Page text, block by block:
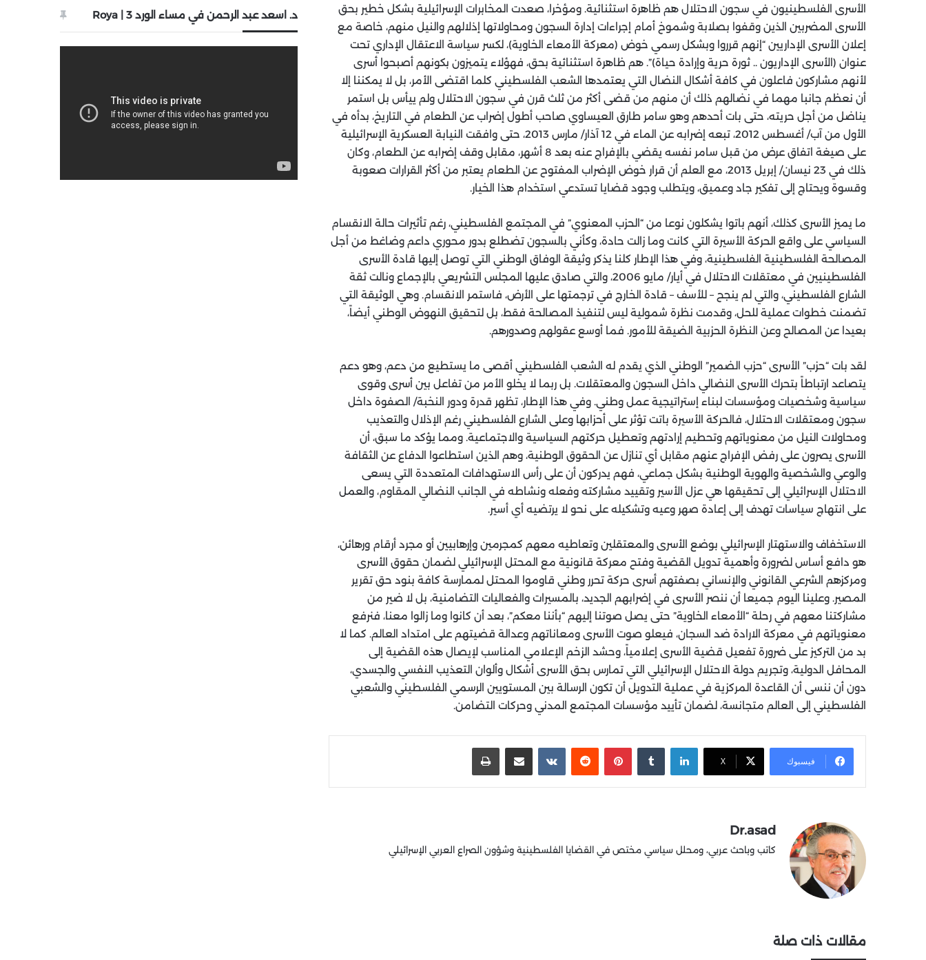
الأسرى الفلسطينيون في سجون الاحتلال هم ظاهرة استثنائية. ومؤخرا، صعدت المخابرات الإسرائيلية بشكل خطير بحق
الأسرى المضربين الذين وقفوا بصلابة وشموخ أمام إجراءات إدارة السجون ومحاولاتها إذلالهم والنيل منهم، خاصة مع
إعلان الأسرى الإداريين “إنهم قرروا وبشكل رسمي خوض (معركة الأمعاء الخاوية)، لكسر سياسة الاعتقال الإداري تحت
عنوان (الأسرى الإداريون .. ثورة حرية وإرادة حياة)”. هم ظاهرة استثنائية بحق، فهؤلاء يتميزون بكونهم أصبحوا أسرى
لأنهم مشاركون فاعلون في كافة أشكال النضال التي يعتمدها الشعب الفلسطيني كلما اقتضى الأمر، بل لا يمكننا إلا
أن نعظم جانبا مهما في نضالهم ذلك أن منهم من قضى أكثر من ثلث قرن في سجون الاحتلال ولم ييأس بل استمر
يناضل من أجل حريته، حتى بات أحدهم وهو سامر طارق العيساوي صاحب أطول إضراب عن الطعام في التاريخ، بدأه في
الأول من آب/ أغسطس 2012، تبعه إضرابه عن الماء في 12 آذار/ مارس 2013، حتى وافقت النيابة العسكرية الإسرائيلية
على صيغة اتفاق عرض من قبل سامر نفسه يقضي بالإفراج عنه بعد 8 أشهر، مقابل وقف إضرابه عن الطعام، وكان
ذلك في 23 نيسان/ إبريل 2013، مع العلم أن قرار خوض الإضراب المفتوح عن الطعام يعتبر من أكثر القرارات صعوبة
وقسوة ويحتاج إلى تفكير جاد وعميق، ويتطلب وجود قضايا تستدعي استخدام هذا الخيار.
ما يميز الأسرى كذلك، أنهم باتوا يشكلون نوعا من “الحزب المعنوي” في المجتمع الفلسطيني، رغم تأثيرات حالة الانقسام
السياسي على واقع الحركة الأسيرة التي كانت وما زالت حادة، وكأني بالسجون تضطلع بدور محوري داعم وضاغط من أجل
المصالحة الفلسطينية الفلسطينية، وفي هذا الإطار كلنا يذكر وثيقة الوفاق الوطني التي توصل إليها قادة الأسرى
الفلسطينيين في معتقلات الاحتلال في أيار/ مايو 2006، والتي صادق عليها المجلس التشريعي بالإجماع ونالت ثقة
الشارع الفلسطيني، والتي لم ينجح – للأسف – قادة الخارج في ترجمتها على الأرض، فاستمر الانقسام. وهي الوثيقة التي
تضمنت خطوات عملية للحل، وقدمت نظرة شمولية ليس لتنفيذ المصالحة فقط، بل لتحقيق النهوض الوطني أيضاً،
بعيدا عن المصالح وعن النظرة الحزبية الضيقة للأمور. فما أوسع عقولهم وصدورهم.
لقد بات “حزب” الأسرى “حزب الضمير” الوطني الذي يقدم له الشعب الفلسطيني أقصى ما يستطيع من دعم، وهو دعم
يتصاعد ارتباطاً بتحرك الأسرى النضالي داخل السجون والمعتقلات. بل ربما لا يخلو الأمر من تفاعل بين أسرى وقوى
سياسية وشخصيات ومؤسسات لبناء إستراتيجية عمل وطني. وفي هذا الإطار، تظهر قدرة ودور النخبة/ الصفوة داخل
سجون ومعتقلات الاحتلال، فالحركة الأسيرة باتت تؤثر على أحزابها وعلى الشارع الفلسطيني رغم الإذلال والتعذيب
ومحاولات النيل من معنوياتهم وتحطيم إرادتهم وتعطيل حركتهم السياسية والاجتماعية. ومما يؤكد ما سبق، أن
الأسرى يصرون على رفض الإفراج عنهم مقابل أي تنازل عن الحقوق الوطنية، وهم الذين استطاعوا الدفاع عن الثقافة
والوعي والشخصية والهوية الوطنية بشكل جماعي، فهم يدركون أن على رأس الاستهدافات المتعددة التي يسعى
الاحتلال الإسرائيلي إلى تحقيقها هي عزل الأسير وتقييد مشاركته وفعله ونشاطه في الجانب النضالي المقاوم، والعمل
على انتهاج سياسات تهدف إلى إعادة صهر وعيه وتشكيله على نحو لا يرتضيه أي أسير.
الاستخفاف والاستهتار الإسرائيلي بوضع الأسرى والمعتقلين وتعاطيه معهم كمجرمين وإرهابيين أو مجرد أرقام ورهائن،
هو دافع أساس لضرورة وأهمية تدويل القضية وفتح معركة قانونية مع المحتل الإسرائيلي لضمان حقوق الأسرى
ومركزهم الشرعي القانوني والإنساني بصفتهم أسرى حركة تحرر وطني قاوموا المحتل لممارسة كافة بنود حق تقرير
المصير. وعلينا اليوم جميعا أن ننصر الأسرى في إضرابهم الجديد، بالمسيرات والفعاليات التضامنية، بل لا ضير من
مشاركتنا معهم في رحلة “الأمعاء الخاوية” حتى يصل صوتنا إليهم “بأننا معكم”، بعد أن كانوا وما زالوا معنا، فنرفع
معنوياتهم في معركة الارادة ضد السجان، فيعلو صوت الأسرى ومعاناتهم وعدالة قضيتهم على امتداد العالم. كما لا
بد من التركيز على ضرورة تفعيل قضية الأسرى إعلامياً، وحشد الزخم الإعلامي المناسب لإيصال هذه القضية إلى
المحافل الدولية، وتجريم دولة الاحتلال الإسرائيلي التي تمارس بحق الأسرى أشكال وألوان التعذيب النفسي والجسدي،
دون أن ننسى أن القاعدة المركزية في عملية التدويل أن تكون الرسالة بين المستويين الرسمي الفلسطيني والشعبي
الفلسطيني إلى العالم متجانسة، لضمان تأييد مؤسسات المجتمع المدني وحركات التضامن.
فيسبوك X
لينكدإن بينتيريست
Dr.asad
كاتب وباحث عربي، ومحلل سياسي مختص في القضايا الفلسطينية وشؤون الصراع العربي الإسرائيلي
مقالات ذات صلة
د. اسعد عبد الرحمن في مساء الورد 3 | Roya